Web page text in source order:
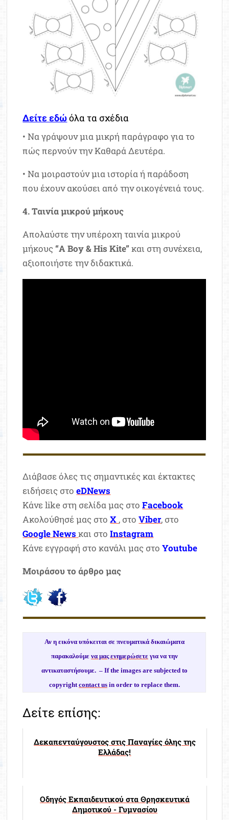
Δείτε εδώόλα τα σχέδια
• Να γράψουν μια μικρή παράγραφο για το
πώς περνούν την Καθαρά Δευτέρα.
• Να μοιραστούν μια ιστορία ή παράδοση
που έχουν ακούσει από την οικογένειά τους.
4. Ταινία μικρού μήκους
Απολαύστε την υπέροχη ταινία μικρού
μήκους“A Boy & His Kite” και στη συνέχεια,
αξιοποιήστε την διδακτικά.
Διάβασε όλες τις σημαντικές και έκτακτες
ειδήσεις στοeDNews
Κάνε like στη σελίδα μας στοFacebook
Ακολούθησέ μας στοX , στοViber, στο
Google News και στοInstagram
Κάνε εγγραφή στο κανάλι μας στοYoutube
Μοιράσου το άρθρο μας
Αν η εικόνα υπόκειται σε πνευματικά δικαιώματα
παρακαλούμε να μας ενημερώσετεγια να την
αντικαταστήσουμε. – If the images are subjected to
copyrightcontact usin order to replace them.
Δείτε επίσης:
Δεκαπενταύγουστος στις Παναγίες όλης της
Ελλάδας!
Οδηγός Εκπαιδευτικού στα Θρησκευτικά
Δημοτικού - Γυμνασίου